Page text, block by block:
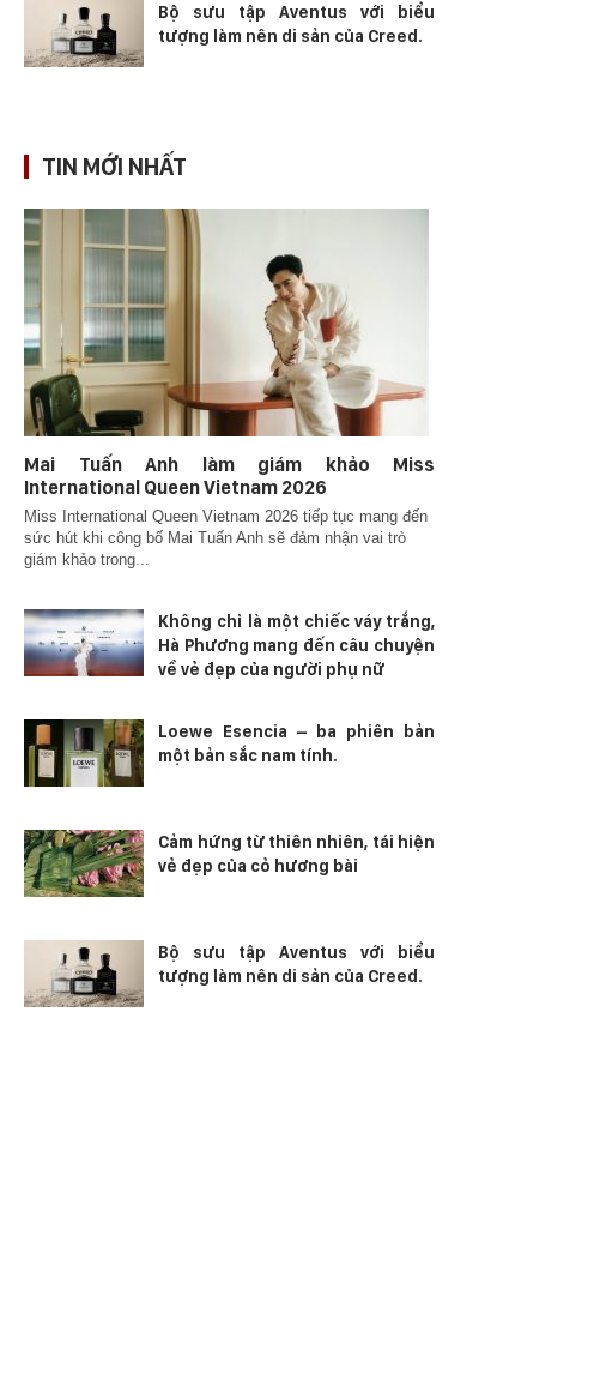
Bộ sưu tập Aventus với biểu
tượng làm nên di sản của Creed.
TIN MỚI NHẤT
Mai Tuấn Anh làm giám khảo Miss
International Queen Vietnam 2026
Miss International Queen Vietnam 2026 tiếp tục mang đến
sức hút khi công bố Mai Tuấn Anh sẽ đảm nhận vai trò
giám khảo trong...
Không chỉ là một chiếc váy trắng,
Hà Phương mang đến câu chuyện
về vẻ đẹp của người phụ nữ
Loewe Esencia – ba phiên bản
một bản sắc nam tính.
Cảm hứng từ thiên nhiên, tái hiện
vẻ đẹp của cỏ hương bài
Bộ sưu tập Aventus với biểu
tượng làm nên di sản của Creed.